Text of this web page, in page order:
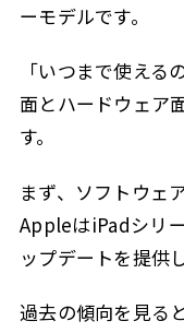
ーモデルです。
「いつまで使え
面とハードウェア
す。
まず、ソフトウェ
AppleはiPadシリ
ップデートを提供
過去の傾向を見る